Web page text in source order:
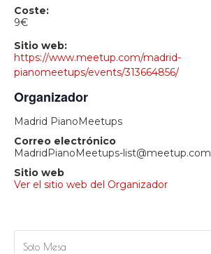
Coste:
9€
Sitio web:
https://www.meetup.com/madrid-
pianomeetups/events/313664856/
Organizador
Madrid PianoMeetups
Correo electrónico
MadridPianoMeetups-list@meetup.com
Sitio web
Ver el sitio web del Organizador
Soto Mesa